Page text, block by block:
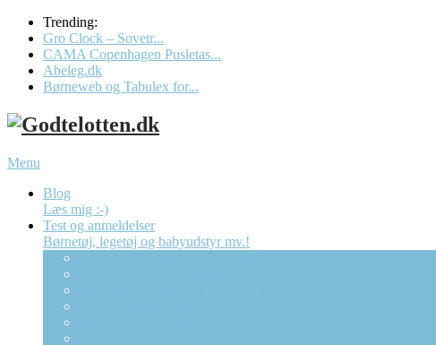
Trending:
Gro Clock – Sovetr...
CAMA Copenhagen Pusletas...
Abeleg.dk
Børneweb og Tabulex for...
Menu
Blog
Læs mig :-)
Test og anmeldelser
Børnetøj, legetøj og babyudstyr mv.!